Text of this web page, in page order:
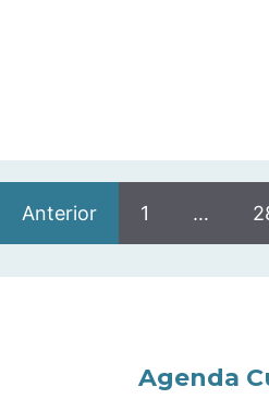
Anterior 1 …
Agenda